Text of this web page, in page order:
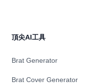
頂尖AI工具
Brat Generator
Brat Cover Generator